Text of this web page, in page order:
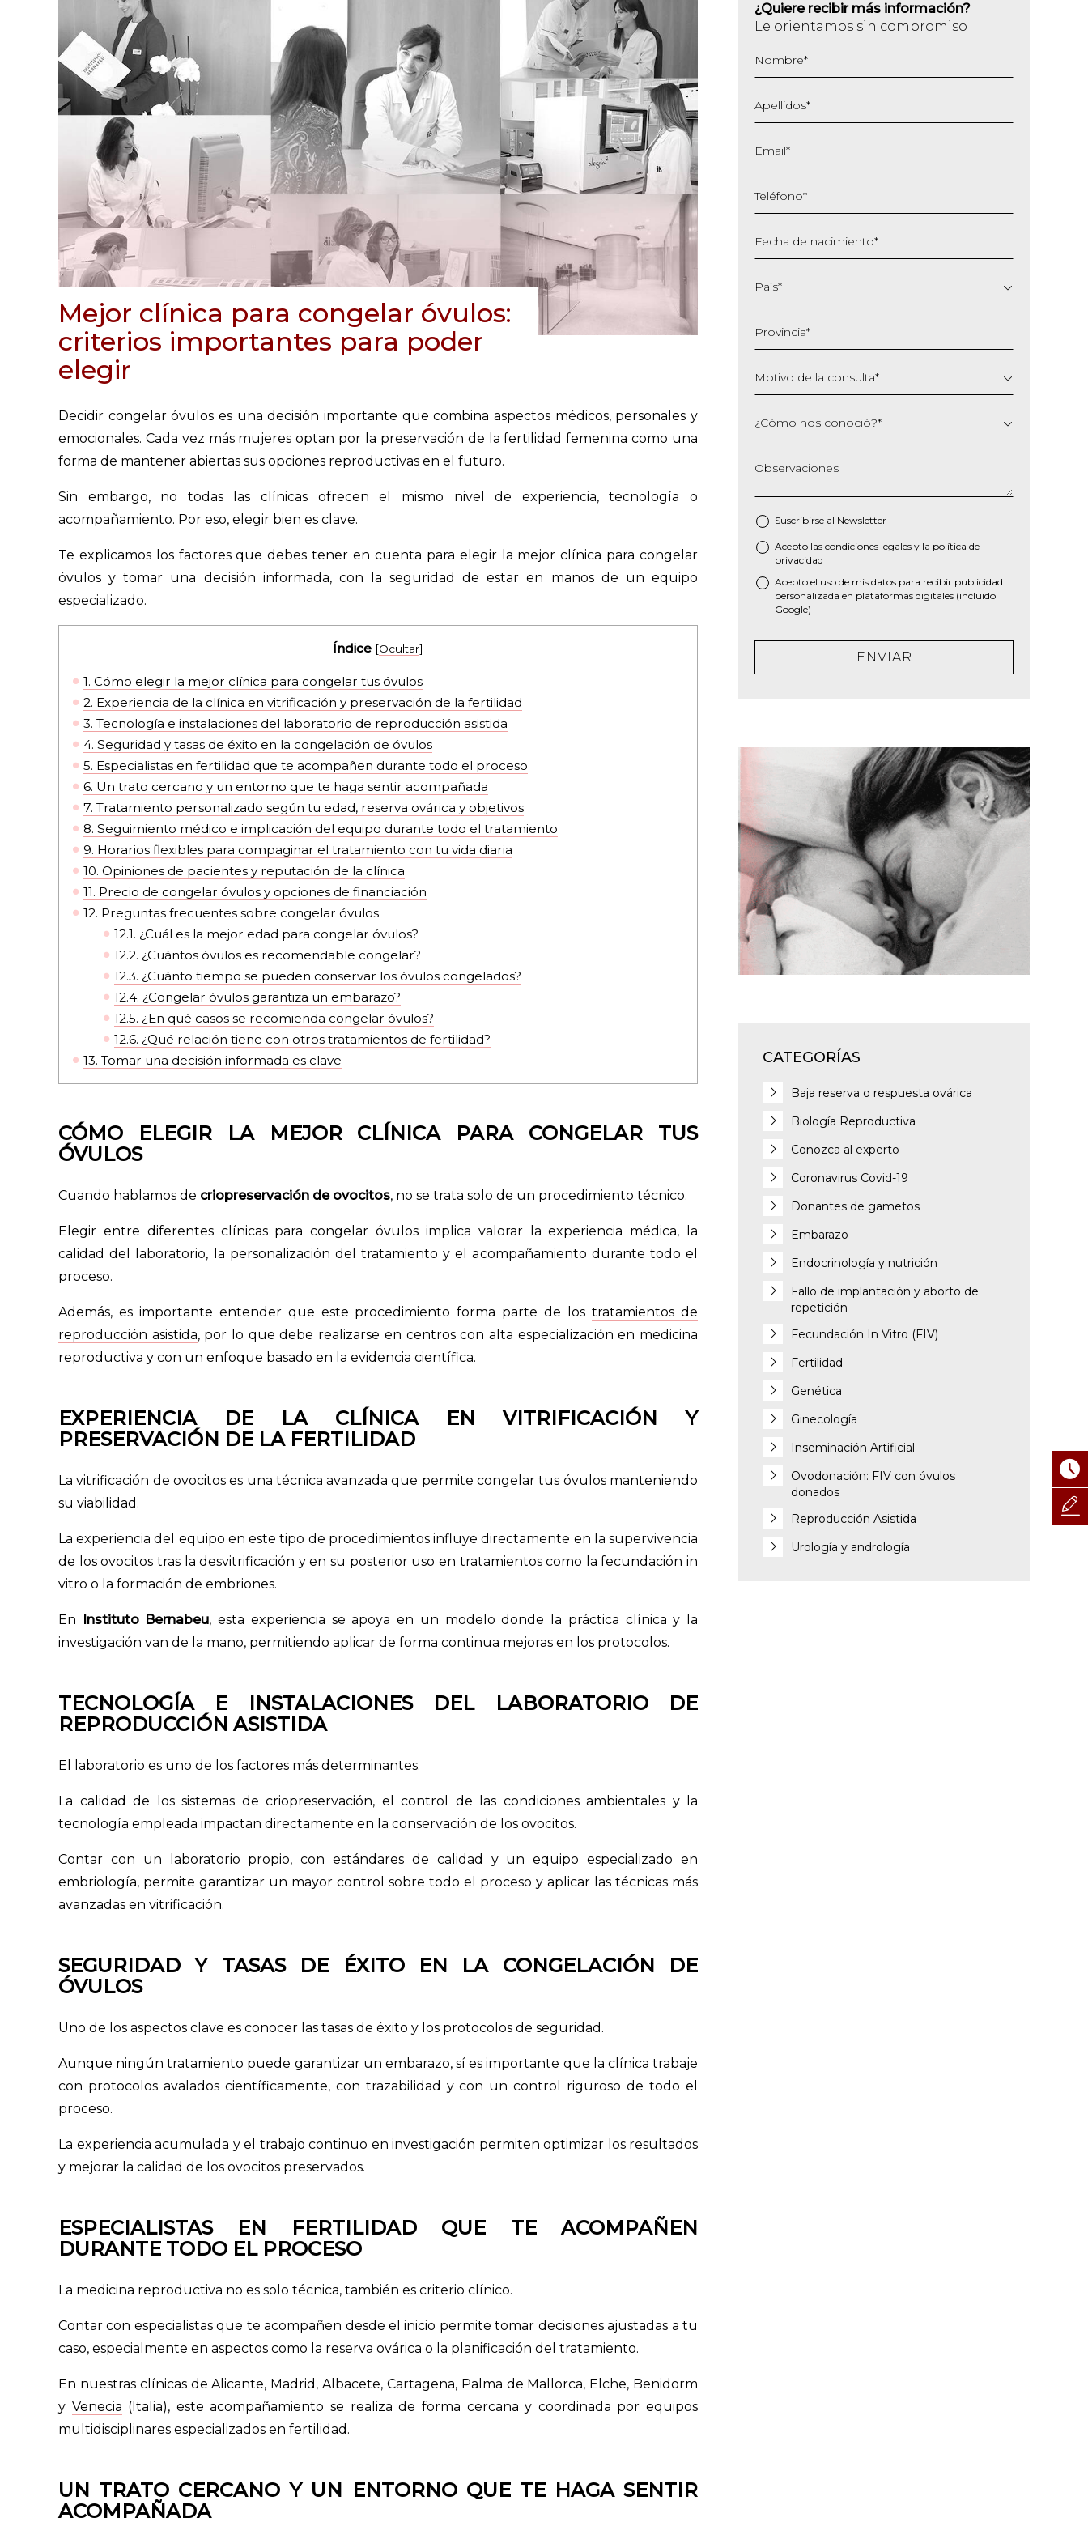
Mejor clínica para congelar óvulos:
criterios importantes para poder
elegir
Decidir congelar óvulos es una decisión importante que combina aspectos médicos, personales y
emocionales. Cada vez más mujeres optan por la preservación de la fertilidad femenina como una
forma de mantener abiertas sus opciones reproductivas en el futuro.
Sin embargo, no todas las clínicas ofrecen el mismo nivel de experiencia, tecnología o
acompañamiento. Por eso, elegir bien es clave.
Te explicamos los factores que debes tener en cuenta para elegir la mejor clínica para congelar
óvulos y tomar una decisión informada, con la seguridad de estar en manos de un equipo
especializado.
Índice [Ocultar]
1. Cómo elegir la mejor clínica para congelar tus óvulos
2. Experiencia de la clínica en vitrificación y preservación de la fertilidad
3. Tecnología e instalaciones del laboratorio de reproducción asistida
4. Seguridad y tasas de éxito en la congelación de óvulos
5. Especialistas en fertilidad que te acompañen durante todo el proceso
6. Un trato cercano y un entorno que te haga sentir acompañada
7. Tratamiento personalizado según tu edad, reserva ovárica y objetivos
8. Seguimiento médico e implicación del equipo durante todo el tratamiento
9. Horarios flexibles para compaginar el tratamiento con tu vida diaria
10. Opiniones de pacientes y reputación de la clínica
11. Precio de congelar óvulos y opciones de financiación
12. Preguntas frecuentes sobre congelar óvulos
12.1. ¿Cuál es la mejor edad para congelar óvulos?
12.2. ¿Cuántos óvulos es recomendable congelar?
12.3. ¿Cuánto tiempo se pueden conservar los óvulos congelados?
12.4. ¿Congelar óvulos garantiza un embarazo?
12.5. ¿En qué casos se recomienda congelar óvulos?
12.6. ¿Qué relación tiene con otros tratamientos de fertilidad?
13. Tomar una decisión informada es clave
CÓMO ELEGIR LA MEJOR CLÍNICA PARA CONGELAR TUS
ÓVULOS
Cuando hablamos de criopreservación de ovocitos, no se trata solo de un procedimiento técnico.
Elegir entre diferentes clínicas para congelar óvulos implica valorar la experiencia médica, la
calidad del laboratorio, la personalización del tratamiento y el acompañamiento durante todo el
proceso.
Además, es importante entender que este procedimiento forma parte de lostratamientos de
reproducción asistida, por lo que debe realizarse en centros con alta especialización en medicina
reproductiva y con un enfoque basado en la evidencia científica.
EXPERIENCIA DE LA CLÍNICA EN VITRIFICACIÓN Y
PRESERVACIÓN DE LA FERTILIDAD
La vitrificación de ovocitos es una técnica avanzada que permite congelar tus óvulos manteniendo
su viabilidad.
La experiencia del equipo en este tipo de procedimientos influye directamente en la supervivencia
de los ovocitos tras la desvitrificación y en su posterior uso en tratamientos como la fecundación in
vitro o la formación de embriones.
En Instituto Bernabeu, esta experiencia se apoya en un modelo donde la práctica clínica y la
investigación van de la mano, permitiendo aplicar de forma continua mejoras en los protocolos.
TECNOLOGÍA E INSTALACIONES DEL LABORATORIO DE
REPRODUCCIÓN ASISTIDA
El laboratorio es uno de los factores más determinantes.
La calidad de los sistemas de criopreservación, el control de las condiciones ambientales y la
tecnología empleada impactan directamente en la conservación de los ovocitos.
Contar con un laboratorio propio, con estándares de calidad y un equipo especializado en
embriología, permite garantizar un mayor control sobre todo el proceso y aplicar las técnicas más
avanzadas en vitrificación.
SEGURIDAD Y TASAS DE ÉXITO EN LA CONGELACIÓN DE
ÓVULOS
Uno de los aspectos clave es conocer las tasas de éxito y los protocolos de seguridad.
Aunque ningún tratamiento puede garantizar un embarazo, sí es importante que la clínica trabaje
con protocolos avalados científicamente, con trazabilidad y con un control riguroso de todo el
proceso.
La experiencia acumulada y el trabajo continuo en investigación permiten optimizar los resultados
y mejorar la calidad de los ovocitos preservados.
ESPECIALISTAS EN FERTILIDAD QUE TE ACOMPAÑEN
DURANTE TODO EL PROCESO
La medicina reproductiva no es solo técnica, también es criterio clínico.
Contar con especialistas que te acompañen desde el inicio permite tomar decisiones ajustadas a tu
caso, especialmente en aspectos como la reserva ovárica o la planificación del tratamiento.
En nuestras clínicas deAlicante, Madrid ,Albacete, Cartagena, Palma de Mallorca, Elche, Benidorm
y Venecia (Italia), este acompañamiento se realiza de forma cercana y coordinada por equipos
multidisciplinares especializados en fertilidad.
UN TRATO CERCANO Y UN ENTORNO QUE TE HAGA SENTIR
ACOMPAÑADA
¿Quiere recibir más información?
Le orientamos sin compromiso
Nombre*
Apellidos*
Email*
Teléfono*
Fecha de nacimiento*
barra
MM
AAAA
País*
Provincia*
Motivo de la consulta*
¿Cómo nos conoció?*
Observaciones
Suscribirse al Newsletter
* Acepto las condiciones legales y la política de
privacidad
Acepto el uso de mis datos para recibir publicidad
personalizada en plataformas digitales (incluido
Google)
ENVIAR
CATEGORÍAS
Baja reserva o respuesta ovárica
Biología Reproductiva
Conozca al experto
Coronavirus Covid-19
Donantes de gametos
Embarazo
Endocrinología y nutrición
Fallo de implantación y aborto de
repetición
Fecundación In Vitro (FIV)
Fertilidad
Genética
Ginecología
Inseminación Artificial
Ovodonación: FIV con óvulos
donados
Reproducción Asistida
Urología y andrología